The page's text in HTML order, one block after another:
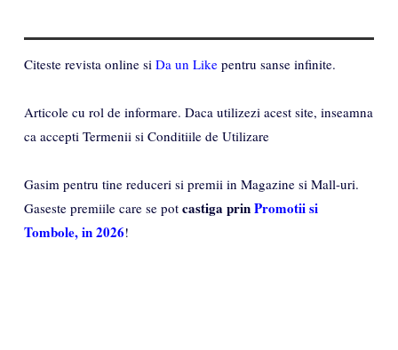
Citeste revista online si Da un Like pentru sanse infinite.
Articole cu rol de informare. Daca utilizezi acest site, inseamna
ca accepti Termenii si Conditiile de Utilizare
Gasim pentru tine reduceri si premii in Magazine si Mall-uri.
Gaseste premiile care se pot castiga prinPromotii si
Tombole, in 2026!